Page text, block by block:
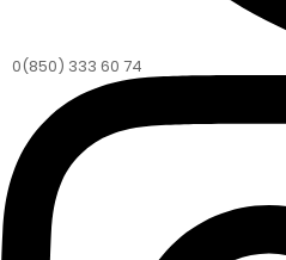
0(850) 333 60 74